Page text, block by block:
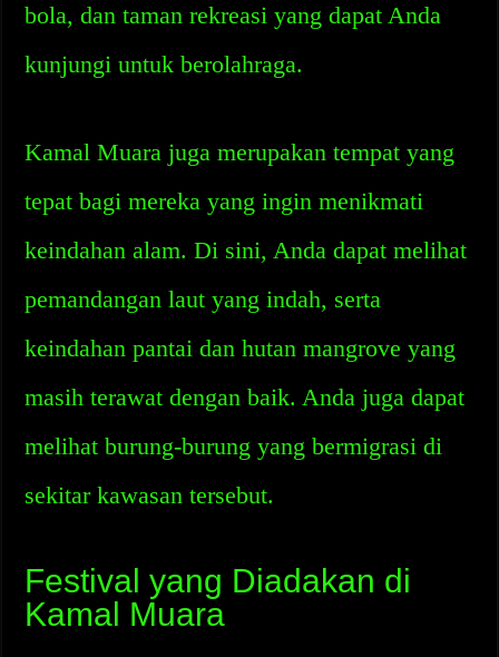
bola, dan taman rekreasi yang dapat Anda
kunjungi untuk berolahraga.
Kamal Muara juga merupakan tempat yang
tepat bagi mereka yang ingin menikmati
keindahan alam. Di sini, Anda dapat melihat
pemandangan laut yang indah, serta
keindahan pantai dan hutan mangrove yang
masih terawat dengan baik. Anda juga dapat
melihat burung-burung yang bermigrasi di
sekitar kawasan tersebut.
Festival yang Diadakan di
Kamal Muara